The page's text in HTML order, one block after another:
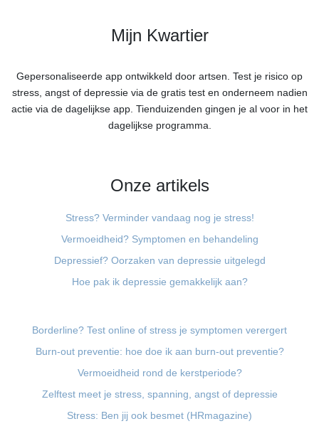
Mijn Kwartier
Gepersonaliseerde app ontwikkeld door artsen. Test je risico op
stress, angst of depressie via de gratis test en onderneem nadien
actie via de dagelijkse app. Tienduizenden gingen je al voor in het
dagelijkse programma.
Onze artikels
Borderline? Test online of stress je symptomen verergert
Burn-out preventie: hoe doe ik aan burn-out preventie?
Vermoeidheid rond de kerstperiode?
Zelftest meet je stress, spanning, angst of depressie
Stress: Ben jij ook besmet (HRmagazine)
Stress? Verminder vandaag nog je stress!
Vermoeidheid? Symptomen en behandeling
Depressief? Oorzaken van depressie uitgelegd
Hoe pak ik depressie gemakkelijk aan?